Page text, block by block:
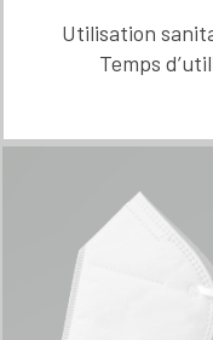
Utilisation
Temps